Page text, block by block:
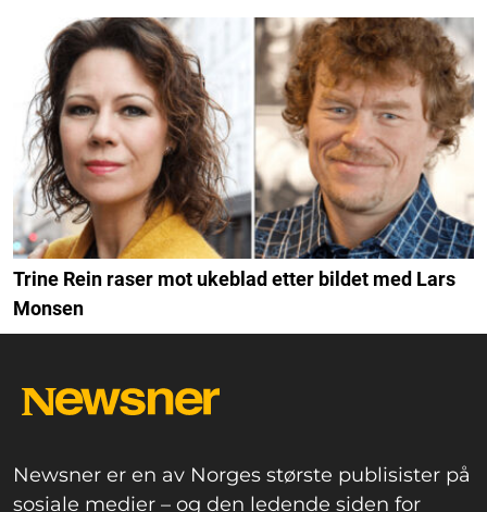
Trine Rein raser mot ukeblad etter bildet med Lars
Monsen
Newsner er en av Norges største publisister på
sosiale medier – og den ledende siden for